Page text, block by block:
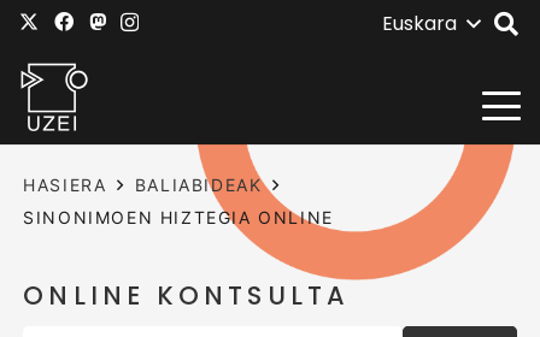
Euskara
HASIERA
BALIABIDEAK
SINONIMOEN HIZTEGIA ONLINE
ONLINE KONTSULTA